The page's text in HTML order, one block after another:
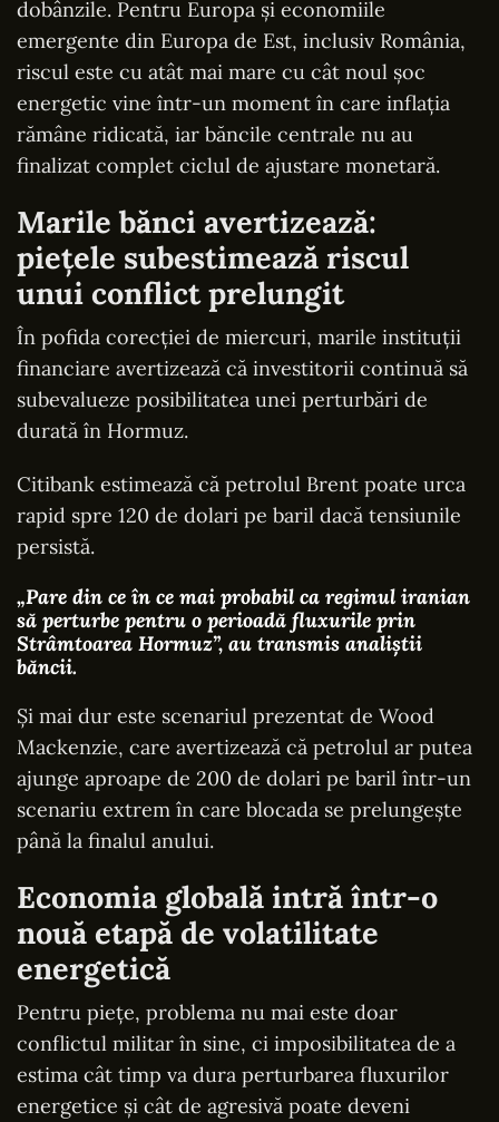
dobânzile. Pentru Europa și economiile
emergente din Europa de Est, inclusiv România,
riscul este cu atât mai mare cu cât noul șoc
energetic vine într-un moment în care inflația
rămâne ridicată, iar băncile centrale nu au
finalizat complet ciclul de ajustare monetară.
Marile bănci avertizează:
piețele subestimează riscul
unui conflict prelungit
În pofida corecției de miercuri, marile instituții
financiare avertizează că investitorii continuă să
subevalueze posibilitatea unei perturbări de
durată în Hormuz.
Citibank estimează că petrolul Brent poate urca
rapid spre 120 de dolari pe baril dacă tensiunile
persistă.
„Pare din ce în ce mai probabil ca regimul iranian
să perturbe pentru o perioadă fluxurile prin
Strâmtoarea Hormuz”, au transmis analiștii
băncii.
Și mai dur este scenariul prezentat de Wood
Mackenzie, care avertizează că petrolul ar putea
ajunge aproape de 200 de dolari pe baril într-un
scenariu extrem în care blocada se prelungește
până la finalul anului.
Economia globală intră într-o
nouă etapă de volatilitate
energetică
Pentru piețe, problema nu mai este doar
conflictul militar în sine, ci imposibilitatea de a
estima cât timp va dura perturbarea fluxurilor
energetice și cât de agresivă poate deveni